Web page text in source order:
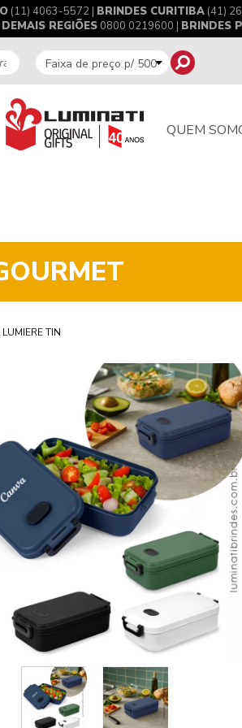
(11) 4063-5572 | BRINDES CURITIBA(41)
DEMAIS REGIÕES 0800 0219600 | BRINDES
QUEM
TIN